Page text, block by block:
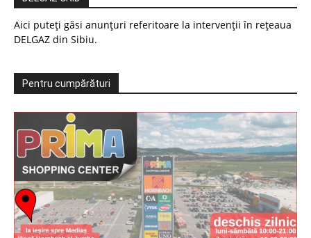
Aici puteți găsi anunțuri referitoare la intervenții în rețeaua
DELGAZ din Sibiu.
Pentru cumpărături